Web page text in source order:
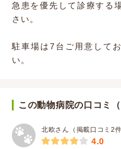
急患を優先して診療する
さい。
駐車場は7台ご用意して
い。
この動物病院の口コミ（
北欧さん（掲載口コミ2件
4.0